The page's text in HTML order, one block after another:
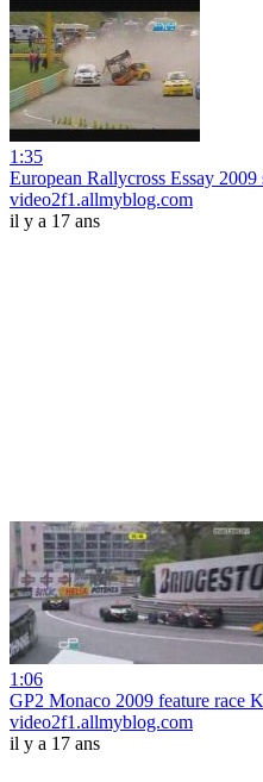
1:35
European Rallycross Essay 2009
video2f1.allmyblog.com
il y a 17 ans
1:06
GP2 Monaco 2009 feature race
video2f1.allmyblog.com
il y a 17 ans